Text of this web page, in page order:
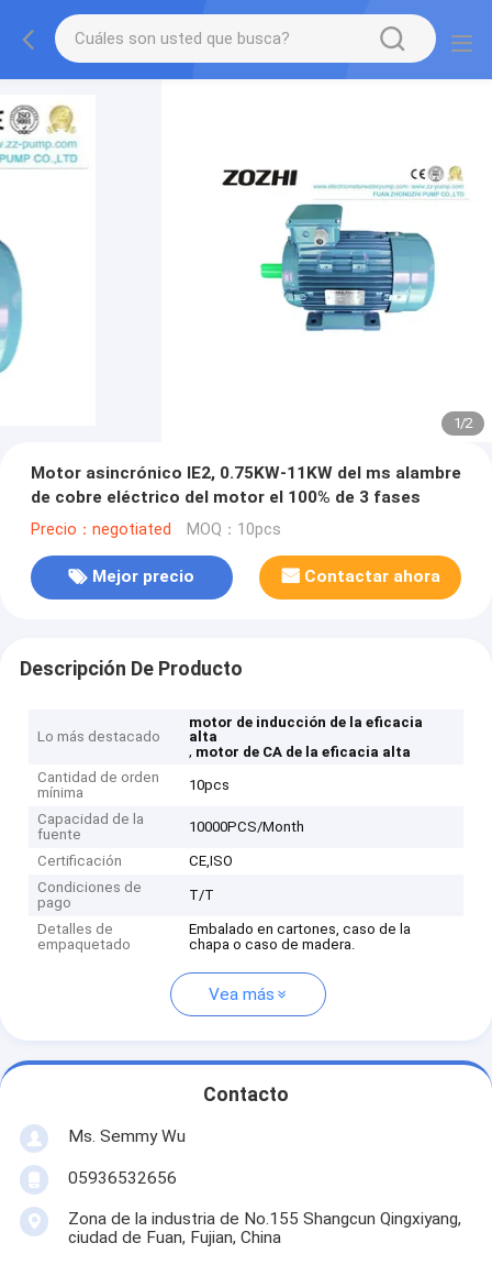
1/2
Motor asincrónico IE2, 0.75KW-11KW del ms alambre
de cobre eléctrico del motor el 100% de 3 fases
Precio：negotiated MOQ：10pcs
Mejor precio Contactar ahora
Descripción De Producto
Lo más destacado
motor de inducción de la eficacia
alta
, motor de CA de la eficacia alta
Cantidad de orden
mínima
10pcs
Capacidad de la
fuente
10000PCS/Month
Certificación
CE,ISO
Condiciones de
pago
T/T
Detalles de
empaquetado
Embalado en cartones, caso de la
chapa o caso de madera.
Vea más
Contacto
Ms. Semmy Wu
05936532656
Zona de la industria de No.155 Shangcun Qingxiyang,
ciudad de Fuan, Fujian, China